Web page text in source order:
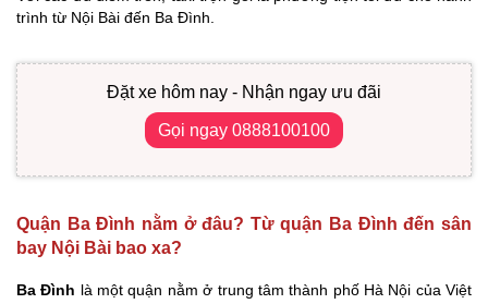
trình từ Nội Bài đến Ba Đình.
Đặt xe hôm nay - Nhận ngay ưu đãi
Gọi ngay 0888100100
Quận Ba Đình nằm ở đâu? Từ quận Ba Đình đến sân
bay Nội Bài bao xa?
Ba Đình là một quận nằm ở trung tâm thành phố Hà Nội của Việt